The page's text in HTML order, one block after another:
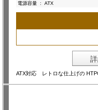
電源容量 : ATX
ATX対応 レトロな仕上げの